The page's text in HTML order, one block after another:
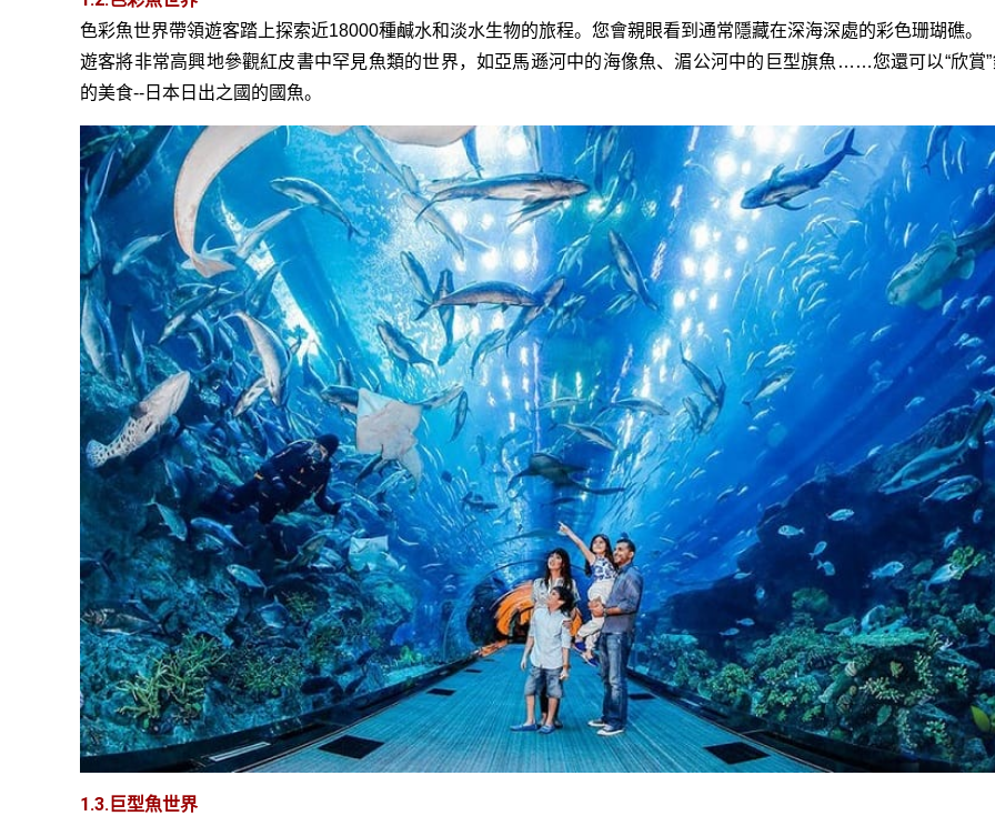
色彩魚世界帶領遊客踏上探索近18000種鹹水和淡水生物的旅程。您會親眼看到通常隱藏在深海深處的彩色珊瑚礁。
遊客將非常高興地參觀紅皮書中罕見魚類的世界，如亞馬遜河中的海像魚、湄公河中的巨型旗魚……您還可以“欣賞”
的美食--日本日出之國的國魚。
1.3.巨型魚世界